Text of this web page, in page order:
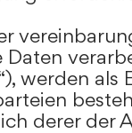
Daten
werden als
derer der